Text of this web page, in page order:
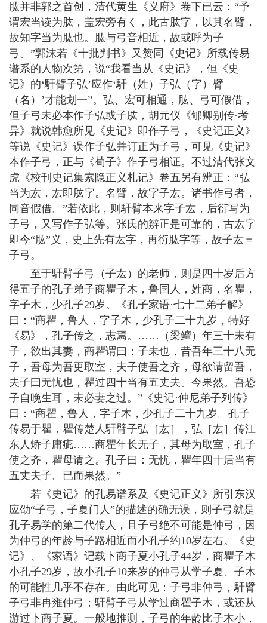
肱并非郭之首创，清代黄生《义府》卷下已云：“予
谓宏当读为肱，盖宏旁有く，此古肱字，以其名臂，
故知字当为肱也。肱与弓音相近，故或呼为子
弓。”郭沫若《十批判书》又赞同《史记》所载传易
谱系的人物次第，说“我看当从《史记》，但《史
记》的‘馯臂子弘’应作‘馯（姓）子弘（字）臂
（名）’才能划一”。弘、宏可相通，肱、弓可假借，
但子弓未必本作子弘或子肱，胡元仪《郇卿别传·考
异》就说韩愈所见《史记》即作子弓，《史记正义》
等说《史记》误作子弘并订正为子弓，可见《史记》
本作子弓，正与《荀子》作子弓相证。不过清代张文
虎《校刊史记集索隐正义札记》卷五另有辨正：“弘
当为厷，厷即肱字。名臂，故字子厷。诸书作弓者，
同音假借。”若依此，则馯臂本来字子厷，后衍写为
子弓，又写作子弘等。张氏的辨正是可靠的，古厷字
即今“肱”义，史上先有厷字，再衍肱字等，故子厷＝
子弓。
至于馯臂子弓（子厷）的老师，则是四十岁后方
得五子的孔子弟子商瞿子木，鲁国人，姓商，名瞿，
字子木，少孔子29岁。《孔子家语·七十二弟子解》
曰：“商瞿，鲁人，字子木，少孔子二十九岁，特好
《易》，孔子传之，志焉。……（梁鳣）年三十未有
子，欲出其妻，商瞿谓曰：子未也，昔吾年三十八无
子，吾母为吾更取室，夫子使吾之齐，母欲请留吾，
夫子曰无忧也，瞿过四十当有五丈夫。今果然。吾恐
子自晚生耳，未必妻之过。”《史记·仲尼弟子列传》
曰：“商瞿，鲁人，字子木，少孔子二十九岁。孔子
传易于瞿，瞿传楚人馯臂子弘［厷］，弘［厷］传江
东人矫子庸疵……商瞿年长无子，其母为取室，孔子
使之齐，瞿母请之。孔子曰：无忧，瞿年四十后当有
五丈夫子。已而果然。”
若《史记》的孔易谱系及《史记正义》所引东汉
应劭“子弓，子夏门人”的描述的确无误，则子弓就是
孔子易学的第二代传人，且子弓绝不可能是仲弓，因
为仲弓的年龄与子路相近而小孔子约10岁左右。《史
记》、《家语》记载卜商子夏小孔子44岁，商瞿子木
小孔子29岁，故小孔子10来岁的仲弓从学子夏、子木
的可能性几乎不存在。由此可见：子弓非仲弓，馯臂
子弓非冉雍仲弓；馯臂子弓从学过商瞿子木，或还从
游过卜商子夏。一般地推测，子弓的年龄比子木小，